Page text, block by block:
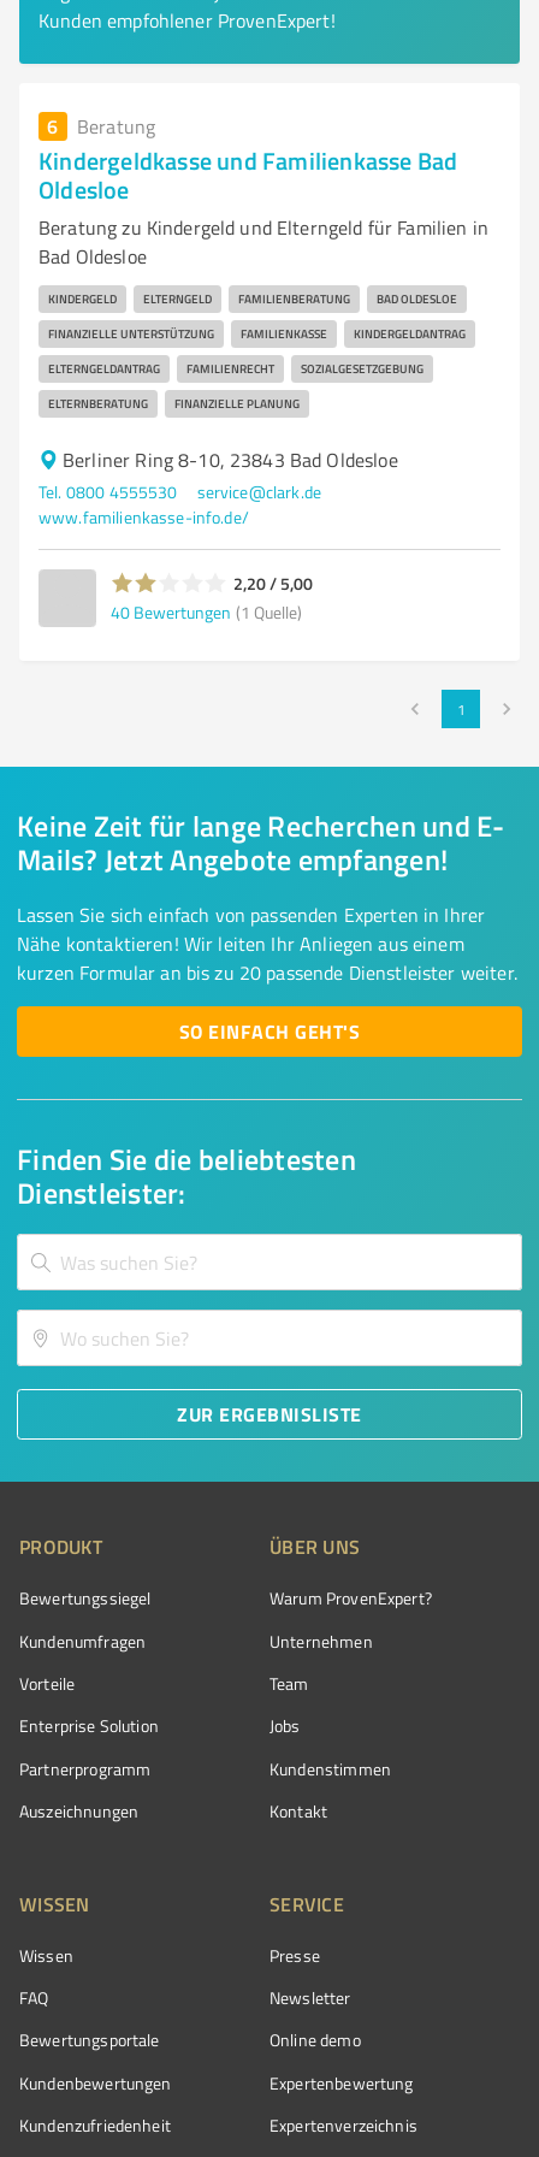
Kunden empfohlener ProvenExpert!
6 Beratung
Kindergeldkasse und Familienkasse Bad
Oldesloe
Beratung zu Kindergeld und Elterngeld für Familien in
Bad Oldesloe
KINDERGELD ELTERNGELD FAMILIENBERATUNG BAD OLDESLOE
FINANZIELLE UNTERSTÜTZUNG FAMILIENKASSE KINDERGELDANTRAG
ELTERNGELDANTRAG FAMILIENRECHT SOZIALGESETZGEBUNG
ELTERNBERATUNG FINANZIELLE PLANUNG
Berliner Ring 8-10, 23843 Bad Oldesloe
Tel. 0800 4555530
service@clark.de
www.familienkasse-info.de/
2,20 / 5,00
40 Bewertungen (1 Quelle)
1
Finden Sie die beliebtesten
Dienstleister:
ZUR ERGEBNISLISTE
Keine Zeit für lange Recherchen und E-
Mails? Jetzt Angebote empfangen!
Lassen Sie sich einfach von passenden Experten in Ihrer
Nähe kontaktieren! Wir leiten Ihr Anliegen aus einem
kurzen Formular an bis zu 20 passende Dienstleister weiter.
SO EINFACH GEHT'S
PRODUKT
Bewertungssiegel
Kundenumfragen
Vorteile
Enterprise Solution
Partnerprogramm
Auszeichnungen
ÜBER UNS
Warum ProvenExpert?
Unternehmen
Team
Jobs
Kundenstimmen
Kontakt
WISSEN
Wissen
FAQ
Bewertungsportale
Kundenbewertungen
Kundenzufriedenheit
SERVICE
Presse
Newsletter
Online demo
Expertenbewertung
Expertenverzeichnis